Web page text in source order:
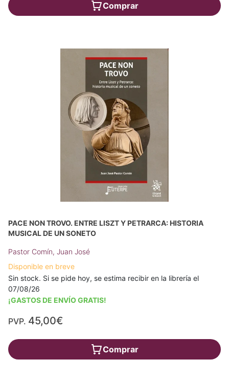
Comprar
PACE NON TROVO. ENTRE LISZT Y PETRARCA: HISTORIA
MUSICAL DE UN SONETO
Pastor Comín, Juan José
Disponible en breve
Sin stock. Si se pide hoy, se estima recibir en la librería el
07/08/26
¡GASTOS DE ENVÍO GRATIS!
PVP. 45,00€
Comprar